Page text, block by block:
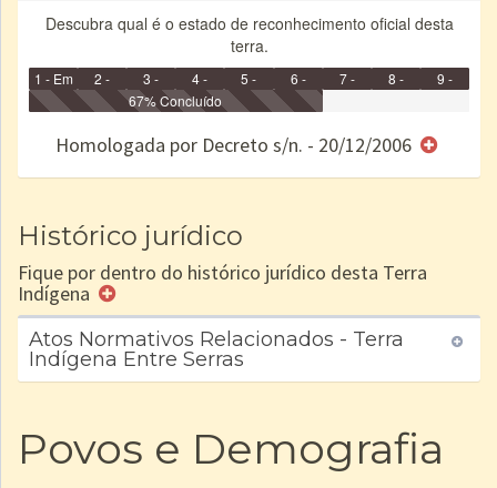
Descubra qual é o estado de reconhecimento oficial desta
terra.
1 - Em
Identificação
2 -
Identificada
3 -
Declarada
4 -
Reservada
5 -
Homologada
6 -
Registrada
e/ou
7 -
Restrição
8 -
9 -
67% Concluído
Homologada por Decreto s/n. - 20/12/2006
Histórico jurídico
Fique por dentro do histórico jurídico desta Terra
Indígena
Atos Normativos Relacionados - Terra
Indígena Entre Serras
Povos e Demografia